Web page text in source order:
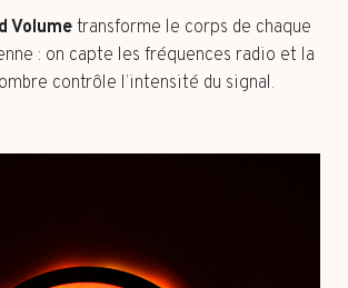
Volumetransforme le corps de chaque
: on capte les fréquences radio et la
contrôle l’intensité du signal.